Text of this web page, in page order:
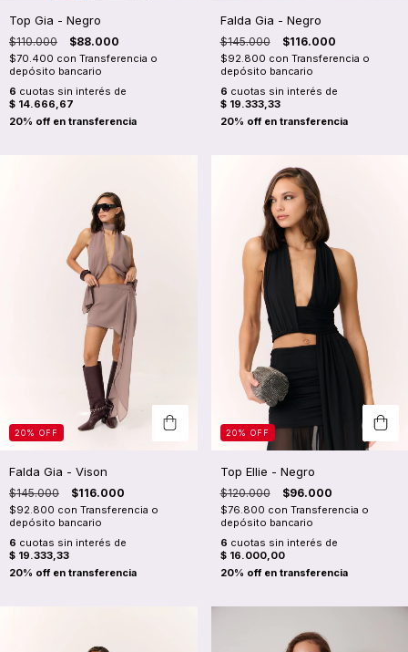
Top Gia - Negro
$110.000 $88.000
$70.400 con Transferencia o
depósito bancario
6 cuotas sin interés de
$ 14.666,67
Falda Gia - Negro
$145.000 $116.000
$92.800 con Transferencia o
depósito bancario
6 cuotas sin interés de
$ 19.333,33
20% OFF
Falda Gia - Vison
$145.000 $116.000
$92.800 con Transferencia o
depósito bancario
6 cuotas sin interés de
$ 19.333,33
20% OFF
Top Ellie - Negro
$120.000 $96.000
$76.800 con Transferencia o
depósito bancario
6 cuotas sin interés de
$ 16.000,00